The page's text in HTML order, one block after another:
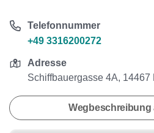
Telefonnummer
+49 3316200272
Adresse
Schiffbauergasse 4A, 14467
Wegbeschreibung